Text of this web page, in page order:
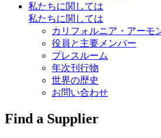
私たちに関しては
私たちに関しては
カリフォルニア・アーモ
役員と主要メンバー
プレスルーム
年次刊行物
世界の歴史
お問い合わせ
Find a Supplier